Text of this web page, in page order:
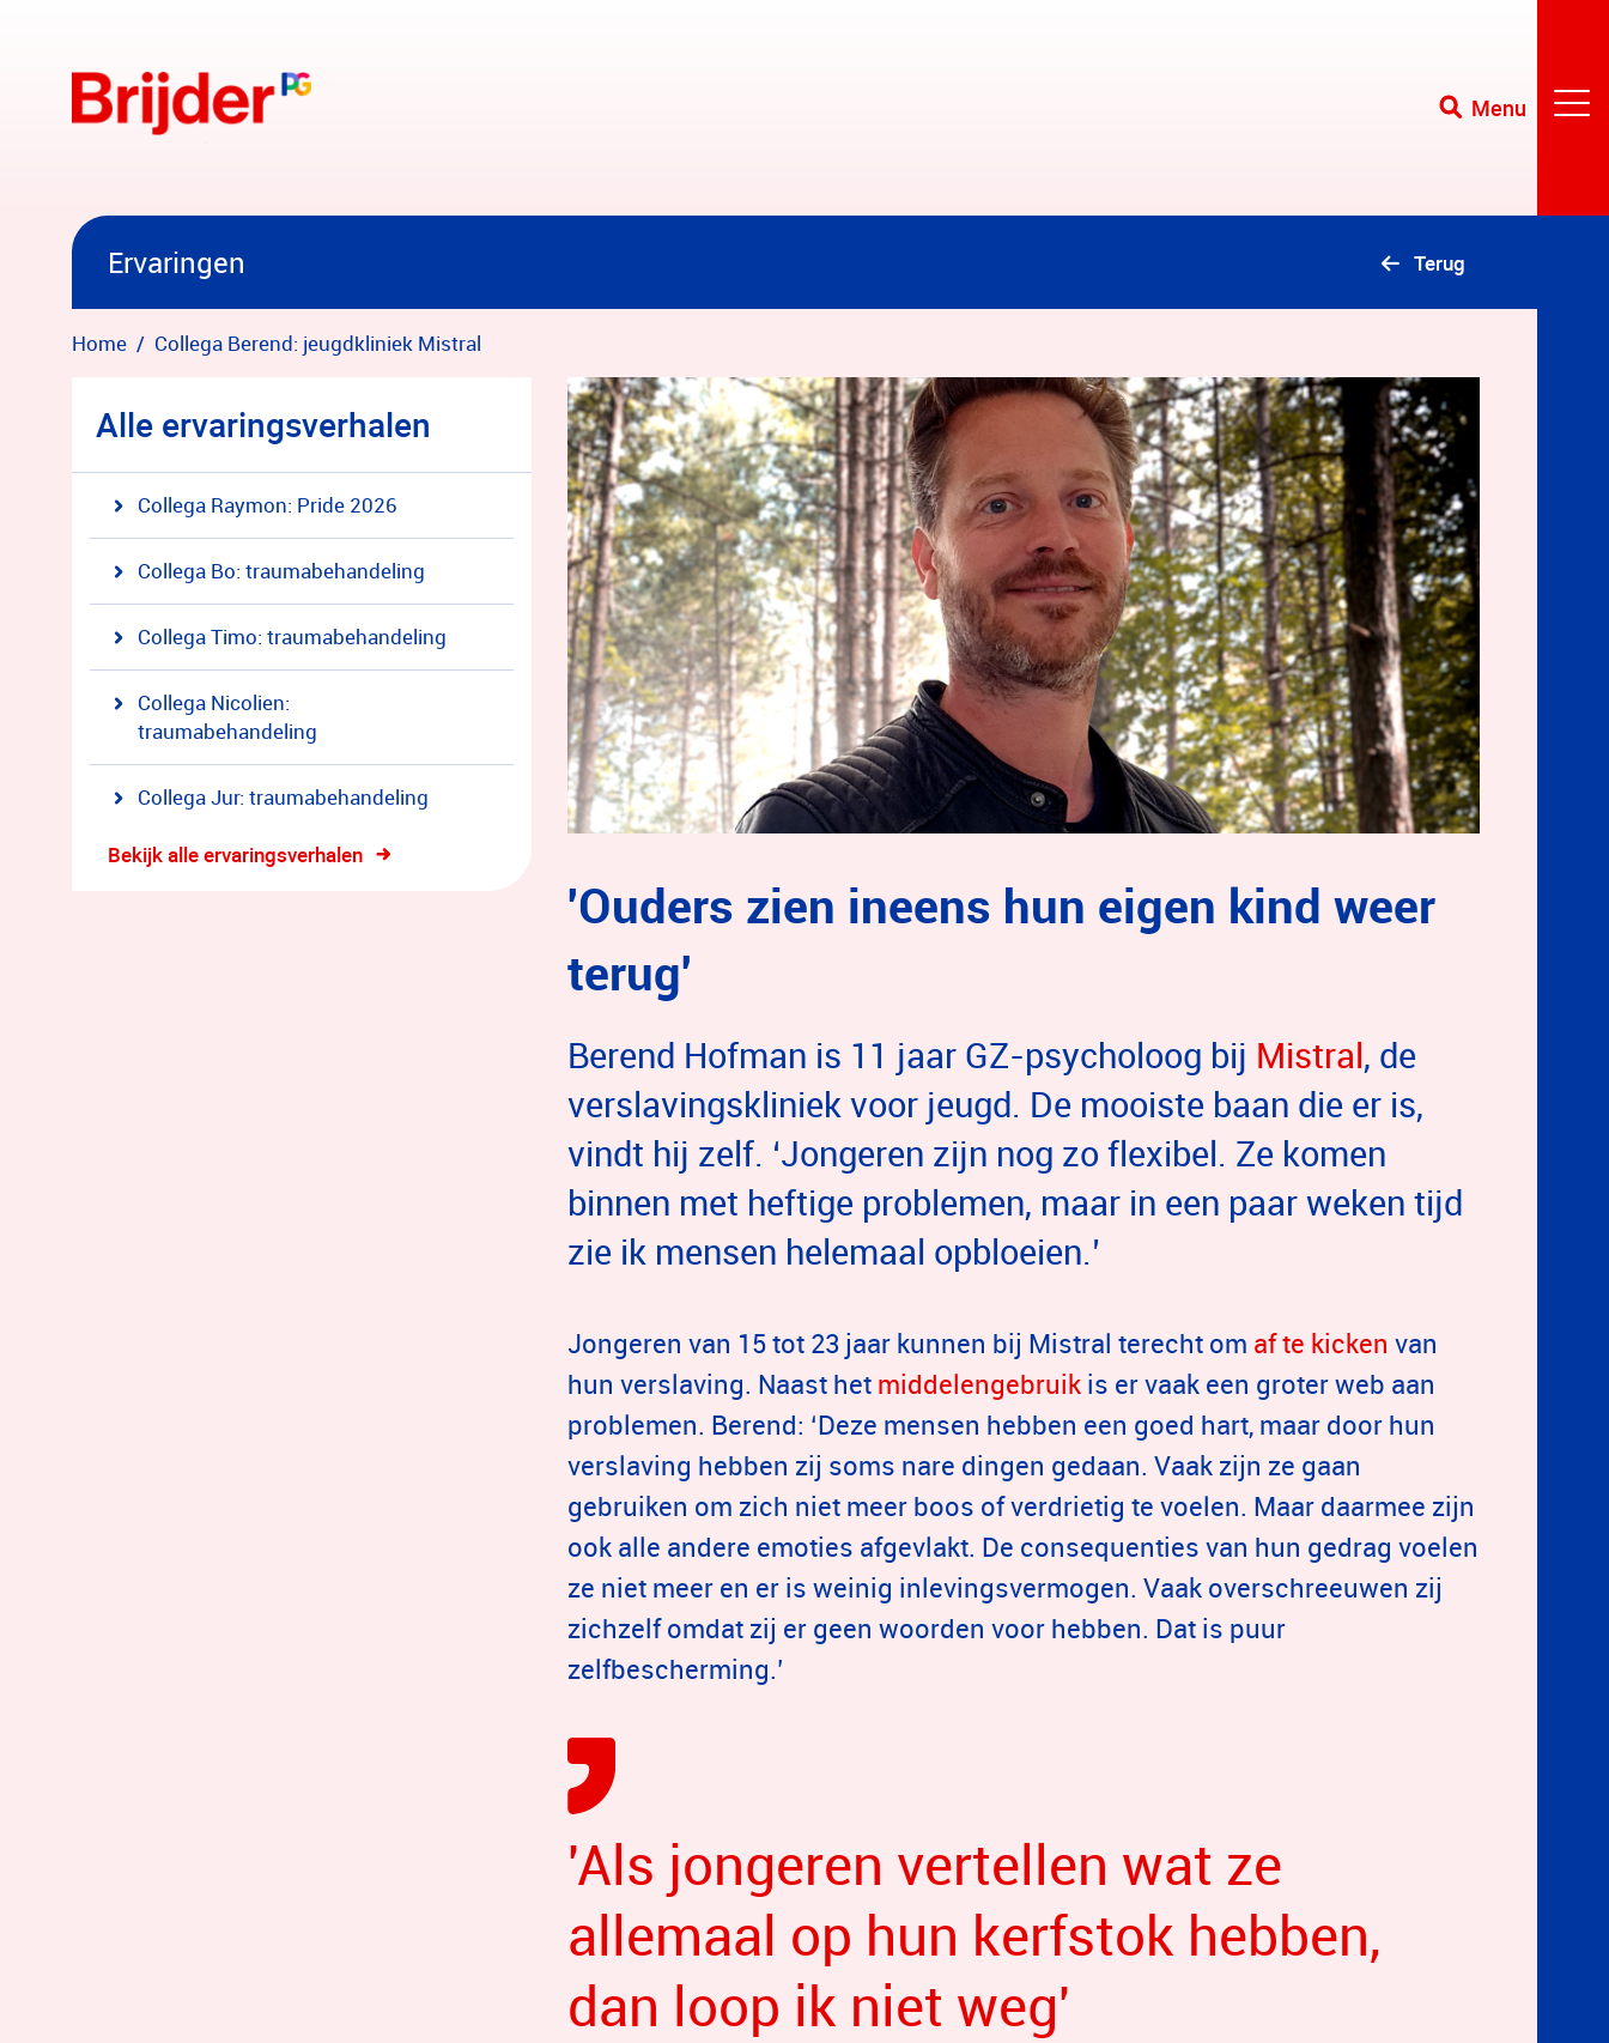
Menu
Ervaringen Terug
Home Collega Berend: jeugdkliniek Mistral
Alle ervaringsverhalen
Collega Raymon: Pride 2026
Collega Bo: traumabehandeling
Collega Timo: traumabehandeling
Collega Nicolien:
traumabehandeling
Collega Jur: traumabehandeling
Bekijk alle ervaringsverhalen
'Ouders zien ineens hun eigen kind weer
terug'
Berend Hofman is 11 jaar GZ-psycholoog bij Mistral, de
verslavingskliniek voor jeugd. De mooiste baan die er is,
vindt hij zelf. ‘Jongeren zijn nog zo flexibel. Ze komen
binnen met heftige problemen, maar in een paar weken tijd
zie ik mensen helemaal opbloeien.’
Jongeren van 15 tot 23 jaar kunnen bij Mistral terecht om af te kicken van
hun verslaving. Naast het middelengebruik is er vaak een groter web aan
problemen. Berend: ‘Deze mensen hebben een goed hart, maar door hun
verslaving hebben zij soms nare dingen gedaan. Vaak zijn ze gaan
gebruiken om zich niet meer boos of verdrietig te voelen. Maar daarmee zijn
ook alle andere emoties afgevlakt. De consequenties van hun gedrag voelen
ze niet meer en er is weinig inlevingsvermogen. Vaak overschreeuwen zij
zichzelf omdat zij er geen woorden voor hebben. Dat is puur
zelfbescherming.’
'Als jongeren vertellen wat ze
allemaal op hun kerfstok hebben,
dan loop ik niet weg'